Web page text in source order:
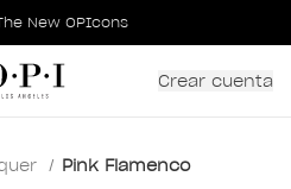
New OPIcons
Crear cuenta
Pink Flamenco